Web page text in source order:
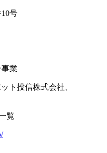
号
業
ト投信株式会社、
覧